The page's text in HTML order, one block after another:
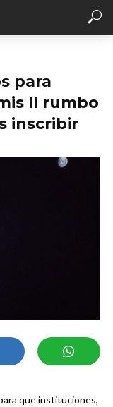
para
II rumbo
inscribir
que instituciones,